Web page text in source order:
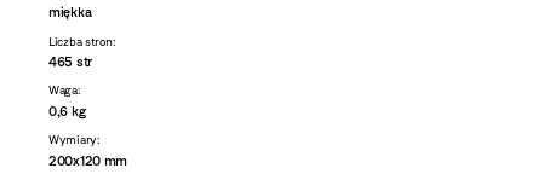
miękka
Liczba stron:
465 str
Waga:
0,6 kg
Wymiary:
200x120 mm